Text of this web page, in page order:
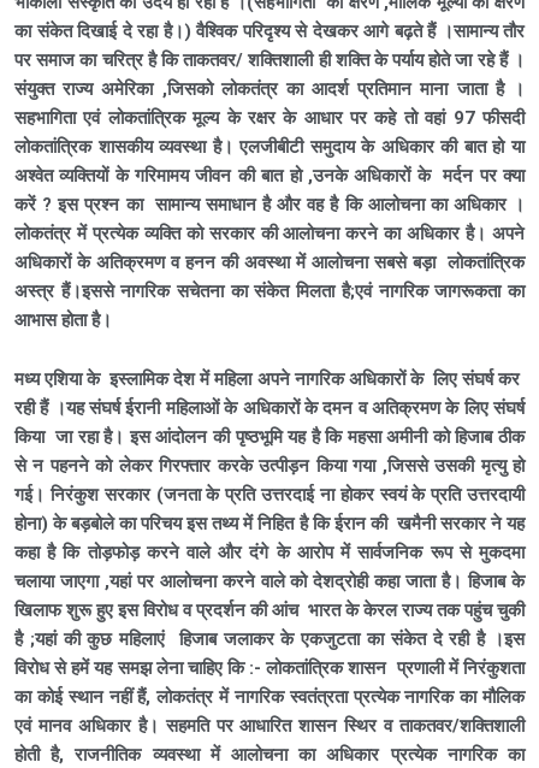
का संकेत दिखाई दे रहा है।)वैश्विक परिदृश्य से देखकर आगे बढ़ते हैं ।सामान्य तौर
पर समाज का चरित्र है कि ताकतवर/ शक्तिशाली ही शक्ति के पर्याय होते जा रहे हैं ।
संयुक्त राज्य अमेरिका ,जिसको लोकतंत्र का आदर्श प्रतिमान माना जाता है ।
सहभागिता एवं लोकतांत्रिक मूल्य के रक्षर के आधार पर कहे तो वहां 97 फीसदी
लोकतांत्रिक शासकीय व्यवस्था है। एलजीबीटी समुदाय के अधिकार की बात हो या
अश्वेत व्यक्तियों के गरिमामय जीवन की बात हो ,उनके अधिकारों के मर्दन पर क्या
करें ? इस प्रश्न का सामान्य समाधान है और वह है कि आलोचना का अधिकार ।
लोकतंत्र में प्रत्येक व्यक्ति को सरकार की आलोचना करने का अधिकार है। अपने
अधिकारों के अतिक्रमण व हनन की अवस्था में आलोचना सबसे बड़ा लोकतांत्रिक
अस्त्र हैं।इससे नागरिक सचेतना का संकेत मिलता है;एवं नागरिक जागरूकता का
आभास होता है।
मध्य एशिया के इस्लामिक देश में महिला अपने नागरिक अधिकारों के लिए संघर्ष कर
रही हैं ।यह संघर्ष ईरानी महिलाओं के अधिकारों के दमन व अतिक्रमण के लिए संघर्ष
किया जा रहा है। इस आंदोलन की पृष्ठभूमि यह है कि महसा अमीनी को हिजाब ठीक
से न पहनने को लेकर गिरफ्तार करके उत्पीड़न किया गया ,जिससे उसकी मृत्यु हो
गई।निरंकुश सरकार (जनता के प्रति उत्तरदाई ना होकर स्वयं के प्रति उत्तरदायी
होना) के बड़बोले का परिचय इस तथ्य में निहित है कि ईरान की खमैनी सरकार ने यह
कहा है कि तोड़फोड़ करने वाले और दंगे के आरोप में सार्वजनिक रूप से मुकदमा
चलाया जाएगा ,यहां पर आलोचना करने वाले को देशद्रोही कहा जाता है।हिजाब के
खिलाफ शुरू हुए इस विरोध व प्रदर्शन की आंच भारत के केरल राज्य तक पहुंच चुकी
है ;यहां की कुछ महिलाएं हिजाब जलाकर के एकजुटता का संकेत दे रही है ।इस
विरोध से हमें यह समझ लेना चाहिए कि :- लोकतांत्रिक शासन प्रणाली में निरंकुशता
का कोई स्थान नहीं हैं,लोकतंत्र में नागरिक स्वतंत्रता प्रत्येक नागरिक का मौलिक
एवं मानव अधिकार है। सहमति पर आधारित शासन स्थिर व ताकतवर/शक्तिशाली
होती है, राजनीतिक व्यवस्था में आलोचना का अधिकार प्रत्येक नागरिक का